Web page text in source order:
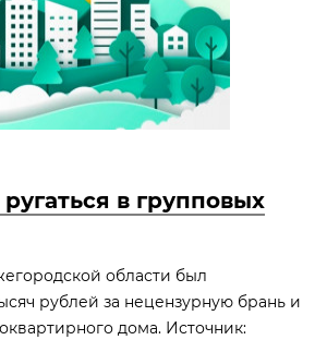
в групповых
области был
рублей за нецензурную брань и
дома. Источник: